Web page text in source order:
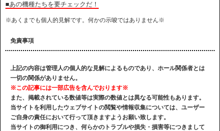
■あの機種たちを要チェックだ！
※あくまでも個人的見解です。何かの示唆ではありません※
免責事項
上記の内容は管理人の個人的な見解によるものであり、ホール関係者とは
一切の関係がありません。
※この記事には一部広告を含んでおります※
また、掲載されている数値等は実際の数値とは異なる可能性もあります。
当サイトを利用したウェブサイトの閲覧や情報収集については、ユーザー
ご自身の責任において行って頂きますようお願い致します。
当サイトの御利用につき、何らかのトラブルや損失・損害等につきまして